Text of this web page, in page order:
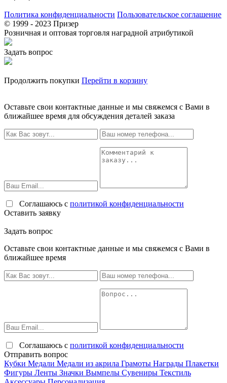
Политика конфиденциальности Пользовательское соглашение
© 1999 - 2023 Призер
Розничная и оптовая торговля наградной атрибутикой
Задать вопрос
Продолжить покупки Перейти в корзину
Оставьте свои контактные данные и мы свяжемся с Вами в
ближайшее время для обсуждения деталей заказа
Соглашаюсь с политикой конфиденциальности
Оставить заявку
Задать вопрос
Оставьте свои контактные данные и мы свяжемся с Вами в
ближайшее время
Соглашаюсь с политикой конфиденциальности
Отправить вопрос
Кубки Медали Медали из акрила Грамоты Награды Плакетки
Фигуры Ленты Значки Вымпелы Сувениры Текстиль